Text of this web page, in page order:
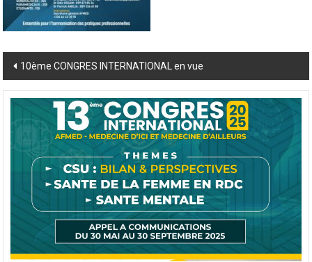
Post
navigation
10ème CONGRES INTERNATIONAL en vue